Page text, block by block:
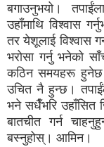
बगाउनुभयो।
उहाँमाथि विश्वास
तर येशूलाई विश्वास
भरोसा गर्नु भनेको
कठिन समयहरू हुनेछ।
उचित नै हुन्छ।
भने सधैँभरि उहाँसित
बातचीत गर्न
बस्नुहोस्। आमिन।